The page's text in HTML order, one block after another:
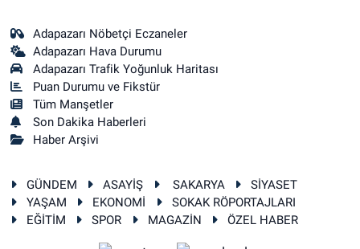
Adapazarı Nöbetçi Eczaneler
Adapazarı Hava Durumu
Adapazarı Trafik Yoğunluk Haritası
Puan Durumu ve Fikstür
Tüm Manşetler
Son Dakika Haberleri
Haber Arşivi
GÜNDEM ASAYİŞ SAKARYA
SİYASET
YAŞAM
EKONOMİ
SOKAK RÖPORTAJLARI
EĞİTİM
SPOR MAGAZİN ÖZEL HABER